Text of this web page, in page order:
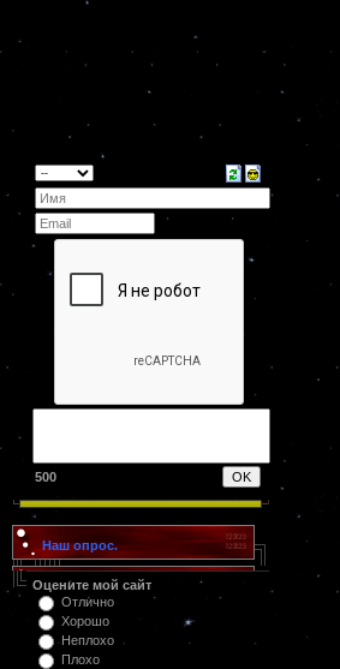
500
Наш опрос.
Оцените мой сайт
Отлично
Хорошо
Неплохо
Плохо